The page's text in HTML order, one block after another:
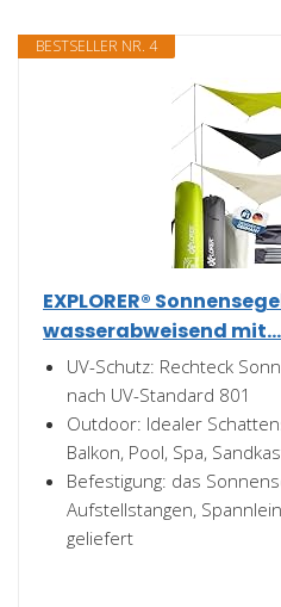
BESTSELLER NR. 4
EXPLORER®
wasserabweisend
UV-Schutz: Rechteck
nach UV-Standard 801
Outdoor: Idealer
Balkon, Pool, Spa,
Befestigung: das
Aufstellstangen,
geliefert